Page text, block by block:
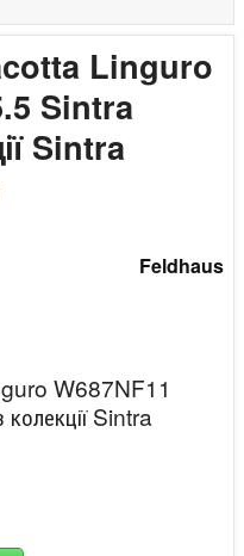
Linguro
Sintra
Sintra
Feldhaus
W687NF11
Sintra